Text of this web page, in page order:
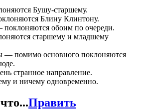
Бушу-старшему.
Блину Клинтону.
обоим по очереди.
старшему и младшему
— помимо основного поклоняются
странное направление.
и ничему одновременно.
Править